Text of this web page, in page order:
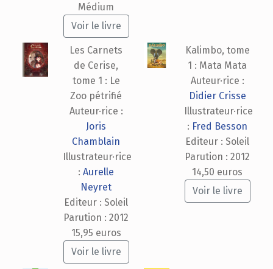
Médium
Voir le livre
Les Carnets
de Cerise,
tome 1 : Le
Zoo pétrifié
Auteur·rice :
Joris
Chamblain
Illustrateur·rice
:Aurelle
Neyret
Editeur : Soleil
Parution : 2012
15,95 euros
Voir le livre
Kalimbo, tome
1 : Mata Mata
Auteur·rice :
Didier Crisse
Illustrateur·rice
: Fred Besson
Editeur : Soleil
Parution : 2012
14,50 euros
Voir le livre